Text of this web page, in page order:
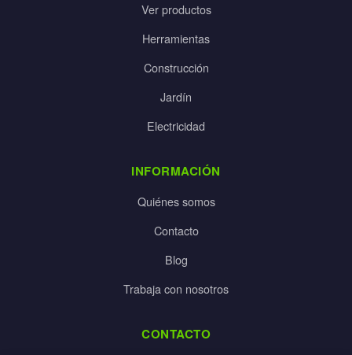
Ver productos
Herramientas
Construcción
Jardín
Electricidad
INFORMACIÓN
Quiénes somos
Contacto
Blog
Trabaja con nosotros
CONTACTO